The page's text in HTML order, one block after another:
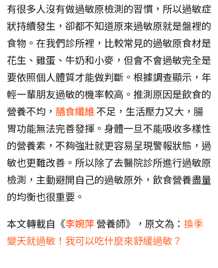
有很多人沒有做過敏原檢測的習慣，所以過敏症
狀持續發生，卻都不知道原來過敏原就是盤裡的
食物。在我們診所裡，比較常見的過敏原食材是
花生、雞蛋、牛奶和小麥，但會不會過敏完全是
要依照個人體質才能做判斷。根據調查顯示，年
輕一輩朋友過敏的機率較高。推測原因是飲食的
營養不均， 膳食纖維不足，生活壓力又大，腸
胃功能無法完善發揮。身體一旦不能吸收多樣性
的營養素，不夠強壯就更容易呈現警報狀態，過
敏也更難改善。所以除了去醫院診所進行過敏原
檢測，主動避開自己的過敏原外，飲食營養盡量
的均衡也很重要。
本文轉載自《李婉萍 營養師》，原文為： 換季
變天就過敏！我可以吃什麼來舒緩過敏？